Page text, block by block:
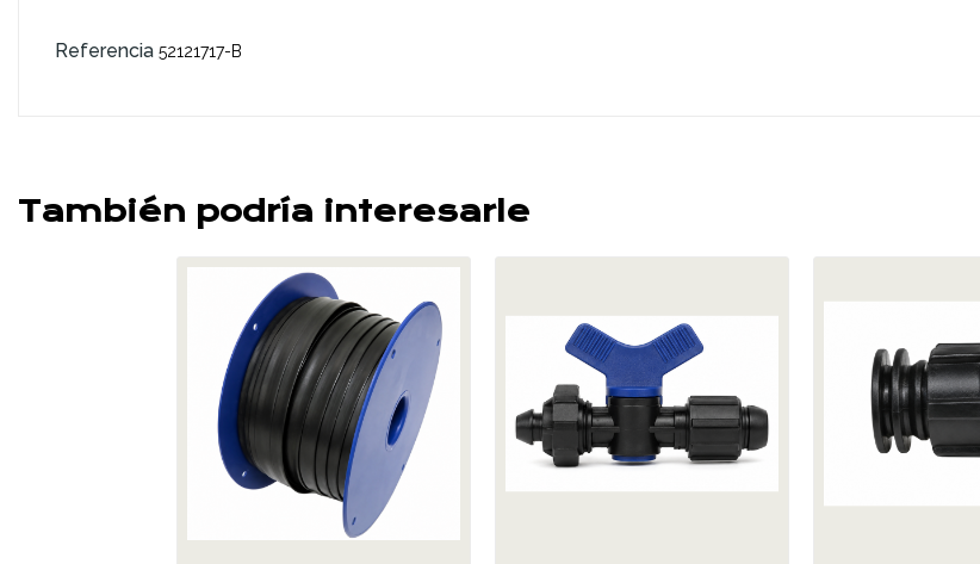
Referencia 52121717-B
También podría interesarle